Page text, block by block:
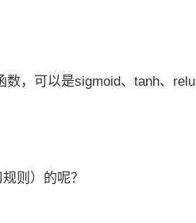
数，可以是sigmoid、tanh、relu
则）的呢？